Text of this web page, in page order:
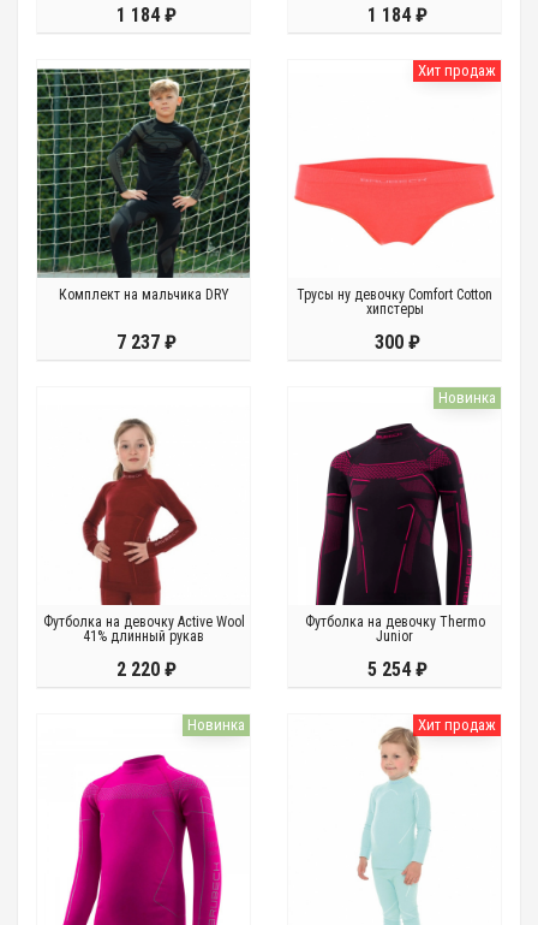
1 184 ₽ 1 184 ₽
Комплект на мальчика DRY
7 237 ₽
Хит продаж
Трусы ну девочку Comfort Cotton
хипстеры
300 ₽
Футболка на девочку Active Wool
41% длинный рукав
2 220 ₽
Новинка
Футболка на девочку Thermo
Junior
5 254 ₽
Новинка Хит продаж